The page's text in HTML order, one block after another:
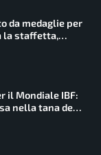
da medaglie per
la staffetta,
grandi altezze
il Mondiale IBF:
nella tana del